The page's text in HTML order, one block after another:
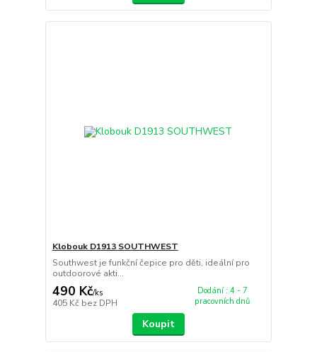
Klobouk D1913 SOUTHWEST
Southwest je funkční čepice pro děti, ideální pro
outdoorové akti...
490 Kč/ks
405 Kč bez DPH
Dodání : 4 - 7
pracovních dnů
Koupit